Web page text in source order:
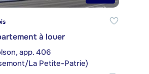
à louer
app. 406
La Petite-Patrie)